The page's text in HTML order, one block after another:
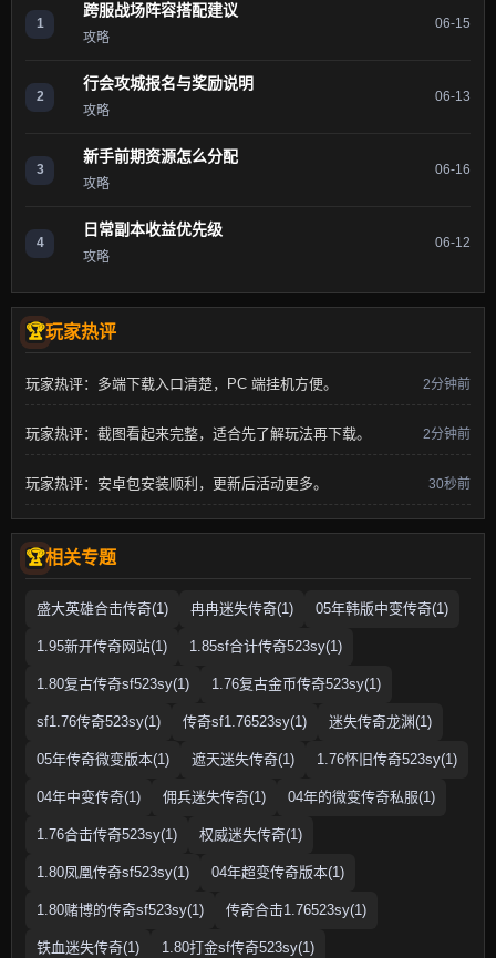
1
跨服战场阵容搭配建议
攻略
06-15
2
行会攻城报名与奖励说明
攻略
06-13
3
新手前期资源怎么分配
攻略
06-16
4
日常副本收益优先级
攻略
06-12
玩家热评
玩家热评：多端下载入口清楚，PC 端挂机方便。 2分钟前
玩家热评：截图看起来完整，适合先了解玩法再下载。 2分钟前
玩家热评：安卓包安装顺利，更新后活动更多。 30秒前
相关专题
盛大英雄合击传奇(1) 冉冉迷失传奇(1) 05年韩版中变传奇(1)
1.95新开传奇网站(1) 1.85sf合计传奇523sy(1)
1.80复古传奇sf523sy(1) 1.76复古金币传奇523sy(1)
sf1.76传奇523sy(1) 传奇sf1.76523sy(1) 迷失传奇龙渊(1)
05年传奇微变版本(1) 遮天迷失传奇(1) 1.76怀旧传奇523sy(1)
04年中变传奇(1) 佣兵迷失传奇(1) 04年的微变传奇私服(1)
1.76合击传奇523sy(1) 权威迷失传奇(1)
1.80凤凰传奇sf523sy(1) 04年超变传奇版本(1)
1.80赌博的传奇sf523sy(1) 传奇合击1.76523sy(1)
铁血迷失传奇(1) 1.80打金sf传奇523sy(1)